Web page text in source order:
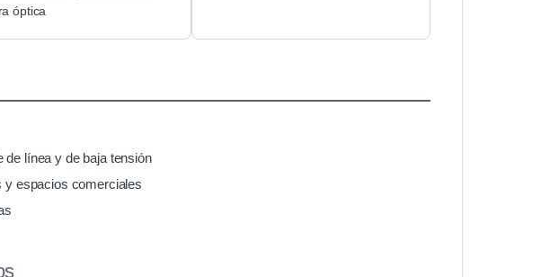
óptica
línea y de baja tensión
y espacios comerciales